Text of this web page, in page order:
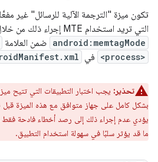
تكون ميزة "الترجمة الآلية للرسائل" غير
التي تريد استخدام MTE إجراء ذلك من خلال ضبط
android:memtagMode ضمن العلامة
<process> في
تحذير: يجب اختبار التطبيقات التي تتيح
ما قد يؤثر سلبًا في سهولة استخدام التطبيق.